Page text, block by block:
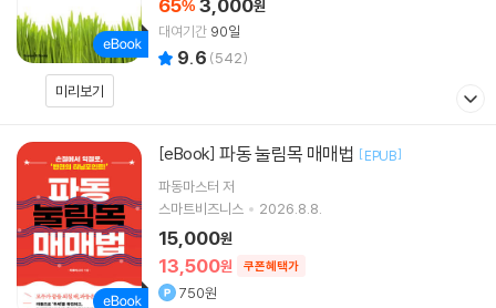
미리보기
65% 3,000원
대여기간 90일
9.6 (542)
[eBook] 파동 눌림목 매매법 [EPUB]
파동마스터 저
스마트비즈니스
2026.8.8.
13,500원 쿠폰혜택가
15,000원
750원